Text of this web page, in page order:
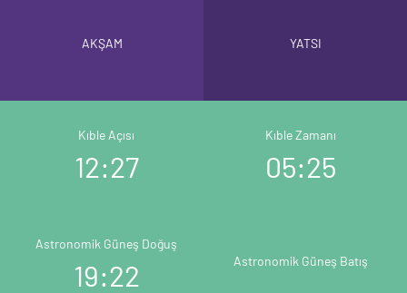
AKŞAM YATSI
Kıble Açısı
12:27
Kıble Zamanı
05:25
Astronomik Güneş Doğuş
19:22 Astronomik Güneş Batış